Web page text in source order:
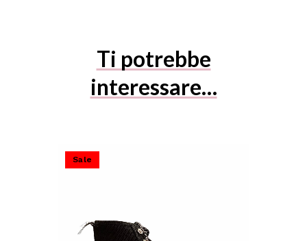
Ti potrebbe
interessare…
Sale